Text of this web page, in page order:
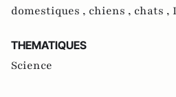
domestiques , chiens , chats ,
THEMATIQUES
Science